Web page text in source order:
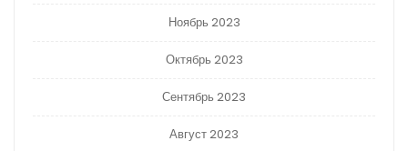
Ноябрь 2023
Октябрь 2023
Сентябрь 2023
Август 2023